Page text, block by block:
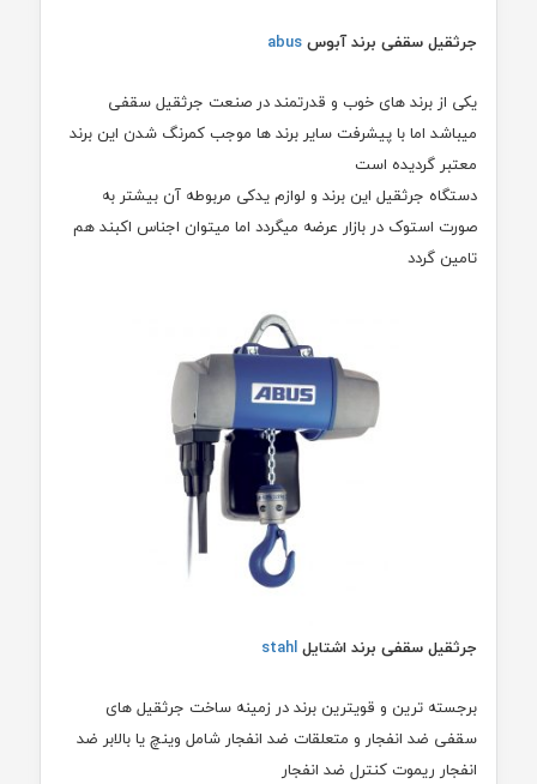
جرثقیل سقفی برند آبوسabus
یکی از برند های خوب و قدرتمند در صنعت جرثقیل سقفی
میباشد اما با پیشرفت سایر برند ها موجب کمرنگ شدن این برند
معتبر گردیده است
دستگاه جرثقیل این برند و لوازم یدکی مربوطه آن بیشتر به
صورت استوک در بازار عرضه میگردد اما میتوان اجناس اکبند هم
تامین گردد
جرثقیل سقفی برند اشتایلstahl
برجسته ترین و قویترین برند در زمینه ساخت جرثقیل های
سقفی ضد انفجار و متعلقات ضد انفجار شامل وینچ یا بالابر ضد
انفجار ریموت کنترل ضد انفجار